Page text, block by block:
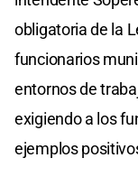
obligatoria de la
funcionarios
entornos de
exigiendo a los
ejemplos